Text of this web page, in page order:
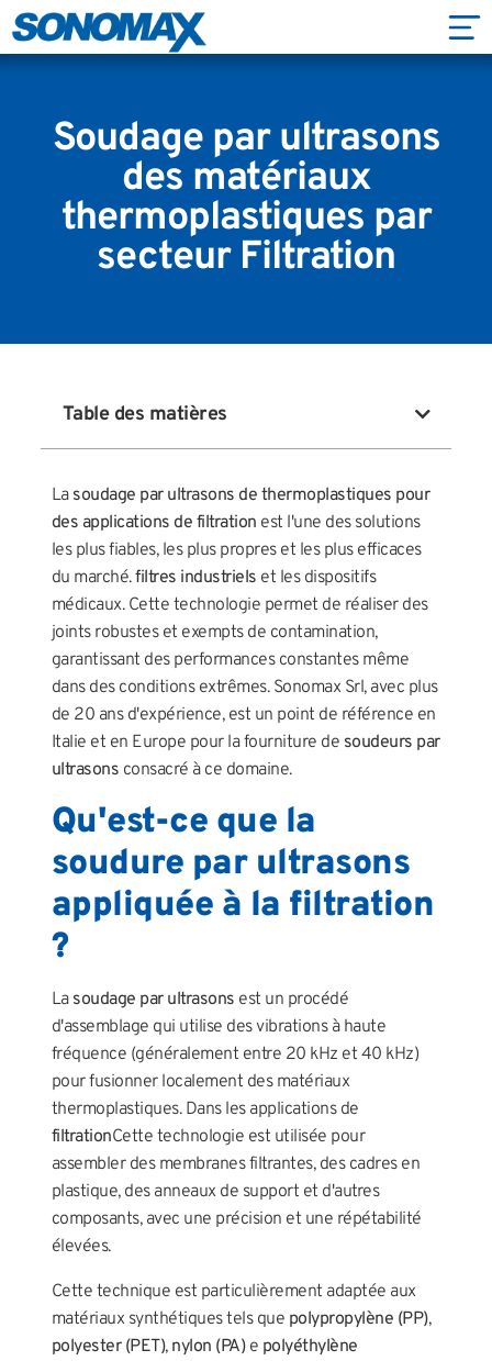
Soudage par ultrasons
des matériaux
thermoplastiques par
secteur Filtration
Table des matières
La soudage par ultrasons de thermoplastiques pour
des applications de filtration est l'une des solutions
les plus fiables, les plus propres et les plus efficaces
du marché.filtres industriels et les dispositifs
médicaux. Cette technologie permet de réaliser des
joints robustes et exempts de contamination,
garantissant des performances constantes même
dans des conditions extrêmes. Sonomax Srl, avec plus
de 20 ans d'expérience, est un point de référence en
Italie et en Europe pour la fourniture de soudeurs par
ultrasons consacré à ce domaine.
Qu'est-ce que la
soudure par ultrasons
appliquée à la filtration
?
La soudage par ultrasons est un procédé
d'assemblage qui utilise des vibrations à haute
fréquence (généralement entre 20 kHz et 40 kHz)
pour fusionner localement des matériaux
thermoplastiques. Dans les applications de
filtrationCette technologie est utilisée pour
assembler des membranes filtrantes, des cadres en
plastique, des anneaux de support et d'autres
composants, avec une précision et une répétabilité
élevées.
Cette technique est particulièrement adaptée aux
matériaux synthétiques tels que polypropylène (PP),
polyester (PET), nylon (PA)e polyéthylène